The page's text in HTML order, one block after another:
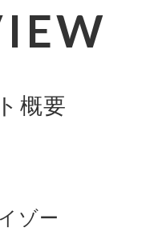
概要
ゾー